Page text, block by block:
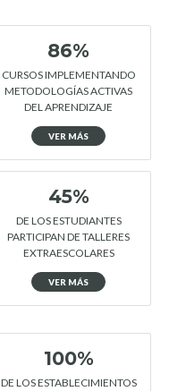
86%
CURSOS IMPLEMENTANDO
METODOLOGÍAS ACTIVAS
DEL APRENDIZAJE
VER MÁS
45%
DE LOS ESTUDIANTES
PARTICIPAN DE TALLERES
EXTRAESCOLARES
VER MÁS
100%
DE LOS ESTABLECIMIENTOS